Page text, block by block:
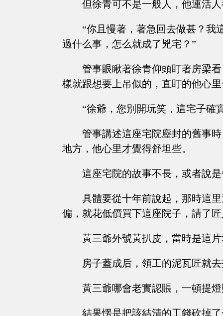
但徐青可不是一般人，他連活
“你且慢著，著急回去做甚？我
過什么事，怎么就成了兇宅？”
管事眼瞅著徐青仰頭盯著房梁
樣就跟想要上吊似的，直盯的他心
“徐爺，您別開玩笑，這宅子確
管事講述這座宅院塵封的舊事
地方，他心里才覺得舒坦些。
這座宅院的故事不長，或者說
具體要從十年前說起，那時這
偏，就花低價買下這座院子，請了
黃三爺外號黃扒皮，當時是這
房子蓋成后，領工的泥瓦匠就
黃三爺哪會老實認賬，一頓提
結果愣是把該結清的工錢砍掉